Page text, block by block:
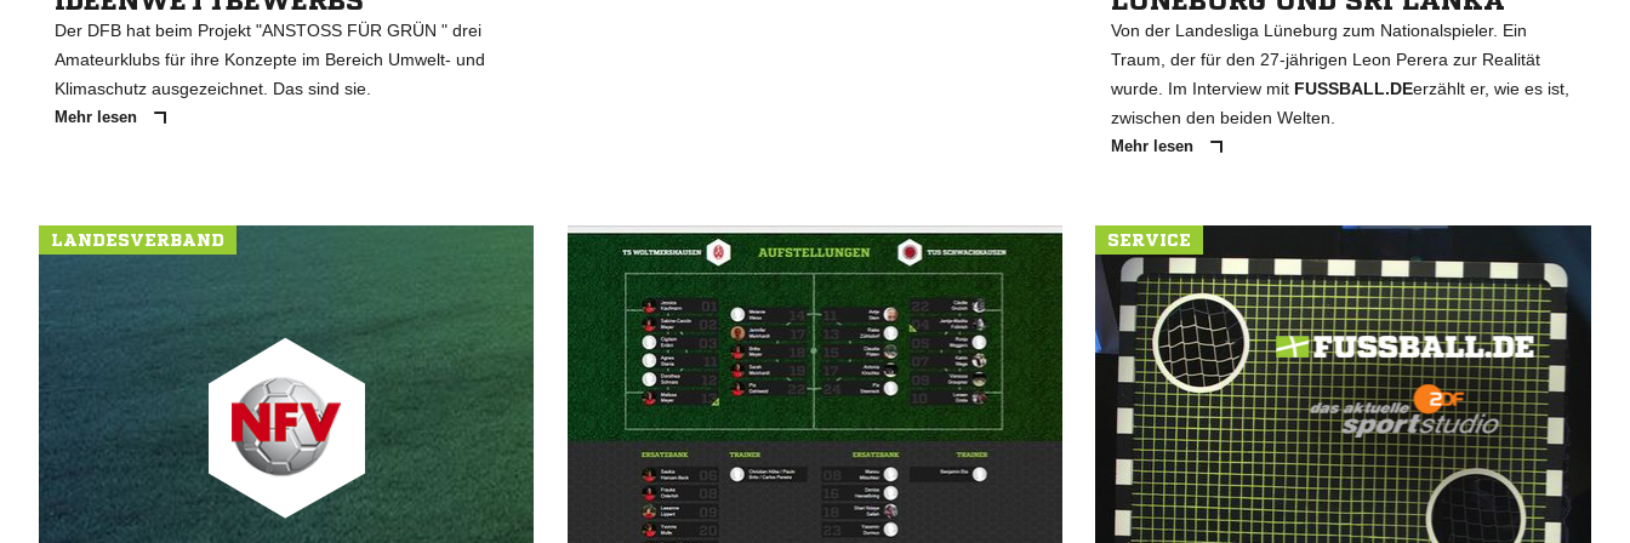
Der DFB hat beim Projekt "ANSTOSS FÜR GRÜN " drei
Amateurklubs für ihre Konzepte im Bereich Umwelt- und
Klimaschutz ausgezeichnet. Das sind sie.
Mehr lesen
Von der Landesliga Lüneburg zum Nationalspieler. Ein
Traum, der für den 27-jährigen Leon Perera zur Realität
wurde. Im Interview mit FUSSBALL.DEerzählt er, wie es ist,
zwischen den beiden Welten.
Mehr lesen
LANDESVERBAND SERVICE